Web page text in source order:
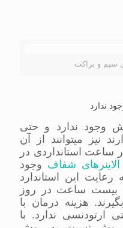
سیم و براکت
ندارد
وجود ندارد و حتی
نیز میتوانند از آن
ساعت استانداردی در
الاینرهای شفاف وجود
رعایت این استاندارد
بیست ساعت در روز
هزینه درمان با
ارتودنسی ندارد. با